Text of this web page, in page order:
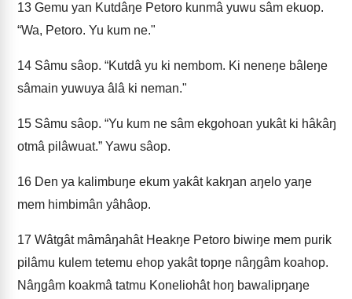
13 Gemu yan Kutdâŋe Petoro kunmâ yuwu sâm ekuop.
“Wa, Petoro. Yu kum ne."
14 Sâmu sâop. “Kutdâ yu ki nembom. Ki neneŋe bâleŋe
sâmain yuwuya âlâ ki neman."
15 Sâmu sâop. “Yu kum ne sâm ekgohoan yukât ki hâkâŋ
otmâ pilâwuat.” Yawu sâop.
16 Den ya kalimbuŋe ekum yakât kakŋan aŋelo yaŋe
mem himbimân yâhâop.
17 Wâtgât mâmâŋahât Heakŋe Petoro biwiŋe mem purik
pilâmu kulem tetemu ehop yakât topŋe nâŋgâm koahop.
Nâŋgâm koakmâ tatmu Koneliohât hoŋ bawalipŋaŋe